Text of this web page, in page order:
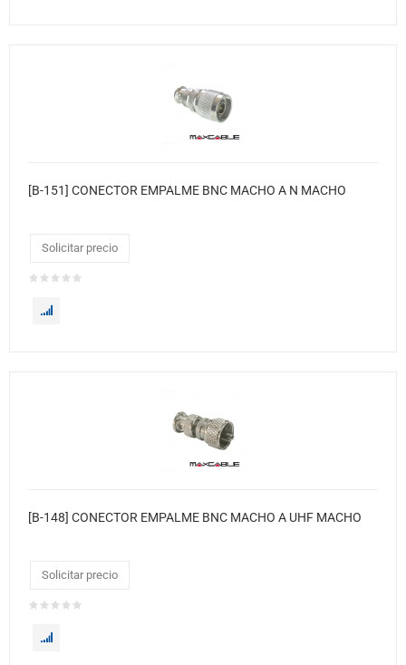
[B-151] CONECTOR EMPALME BNC MACHO A N MACHO
Solicitar precio
[B-148] CONECTOR EMPALME BNC MACHO A UHF MACHO
Solicitar precio